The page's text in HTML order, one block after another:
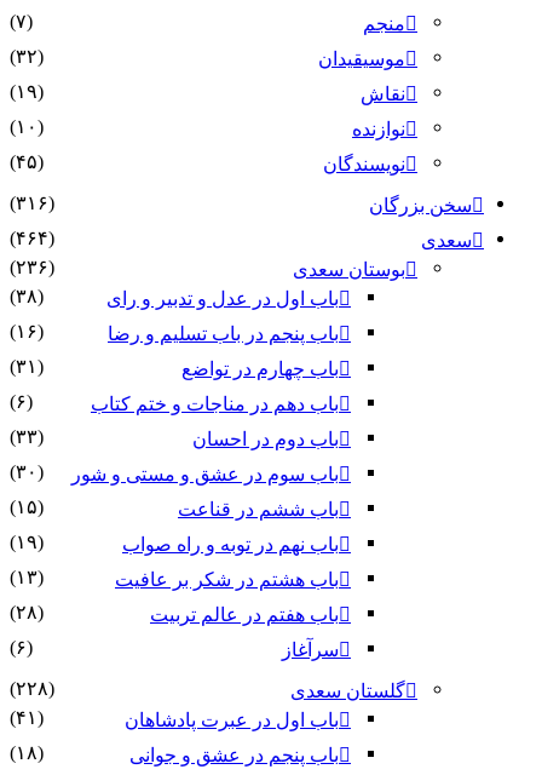
منجم
(۷)
موسیقیدان
(۳۲)
نقاش
(۱۹)
نوازنده
(۱۰)
نویسندگان
(۴۵)
سخن بزرگان
(۳۱۶)
سعدی
(۴۶۴)
بوستان سعدی
(۲۳۶)
باب اول در عدل و تدبیر و رای
(۳۸)
باب پنجم در باب تسلیم و رضا
(۱۶)
باب چهارم در تواضع
(۳۱)
باب دهم در مناجات و ختم کتاب
(۶)
باب دوم در احسان
(۳۳)
باب سوم در عشق و مستی و شور
(۳۰)
باب ششم در قناعت
(۱۵)
باب نهم در توبه و راه صواب
(۱۹)
باب هشتم در شکر بر عافیت
(۱۳)
باب هفتم در عالم تربیت
(۲۸)
سرآغاز
(۶)
گلستان سعدی
(۲۲۸)
باب اول در عبرت پادشاهان
(۴۱)
باب پنجم در عشق و جوانى
(۱۸)